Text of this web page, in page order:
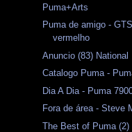
Puma+Arts
Puma de amigo -
vermelho
Anuncio (83) National
Catalogo Puma -
Dia A Dia - Puma
Fora de área - Steve
The Best of Puma (2)